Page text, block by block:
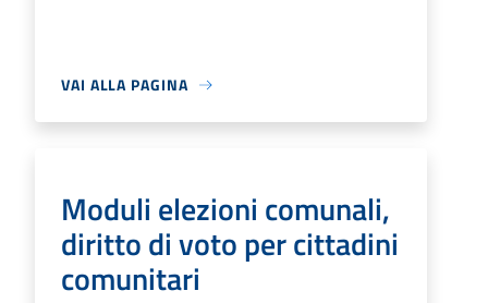
VAI ALLA PAGINA
Moduli elezioni comunali,
diritto di voto per cittadini
comunitari